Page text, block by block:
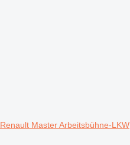
Renault Master Arbeitsbühne-LKW